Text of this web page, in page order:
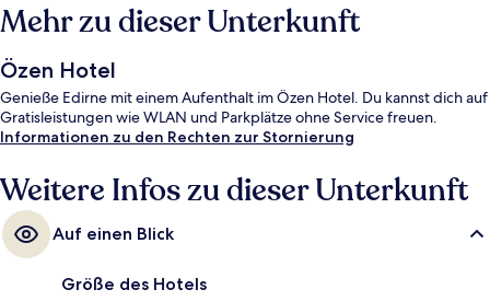
Mehr zu dieser Unterkunft
Özen Hotel
Genieße Edirne mit einem Aufenthalt im Özen Hotel. Du kannst dich auf
Gratisleistungen wie WLAN und Parkplätze ohne Service freuen.
Informationen zu den Rechten zur Stornierung
Weitere Infos zu dieser Unterkunft
Auf einen Blick
Größe des Hotels